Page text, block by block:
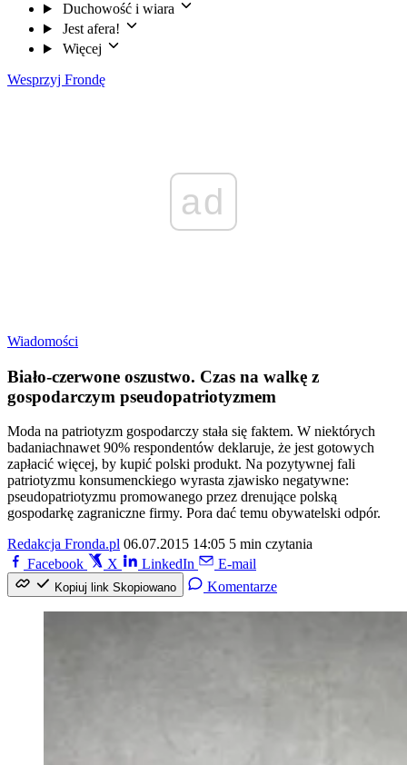
Duchowość i wiara
Jest afera!
Więcej
Wesprzyj Frondę
ad
Wiadomości
Biało-czerwone oszustwo. Czas na walkę z
gospodarczym pseudopatriotyzmem
Moda na patriotyzm gospodarczy stała się faktem. W niektórych
badaniachnawet 90% respondentów deklaruje, że jest gotowych
zapłacić więcej, by kupić polski produkt. Na pozytywnej fali
patriotyzmu konsumenckiego wyrasta zjawisko negatywne:
pseudopatriotyzmu promowanego przez drenujące polską
gospodarkę zagraniczne firmy. Pora dać temu obywatelski odpór.
Redakcja Fronda.pl 06.07.2015 14:05 5 min czytania
Facebook
X LinkedIn E-mail
Kopiuj link Skopiowano Komentarze